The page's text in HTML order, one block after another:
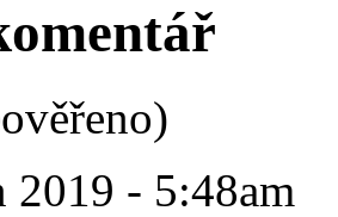
2019 - 5:48am